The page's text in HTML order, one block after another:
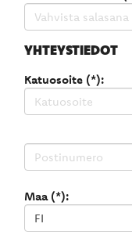
YHTEYSTIEDOT
Katuosoite (*):
Maa (*):